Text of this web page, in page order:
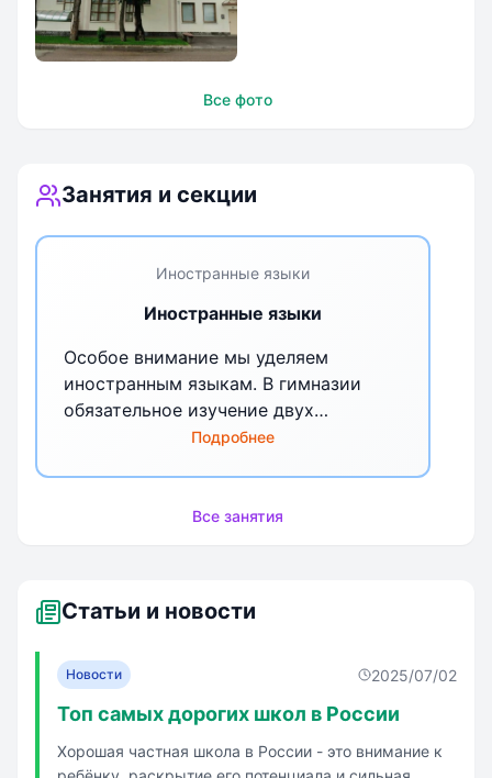
Все фото
Занятия и секции
Иностранные языки
Иностранные языки
Особое внимание мы уделяем
иностранным языкам. В гимназии
обязательное изучение двух
иностранных языков, но некоторые
есть все возможности. Мы начинаем
английский, французский,
китайский и латынь. В детском саду,
педагоги-иностранцы, носители
языка. Они постоянно общаются с
Подробнее
Все занятия
Статьи и новости
Новости 2025/07/02
Топ самых дорогих школ в России
Хорошая частная школа в России - это внимание к